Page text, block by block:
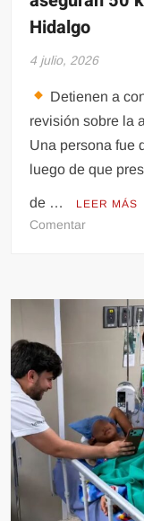
Hidalgo
4 julio, 2026
Detienen a
revisión sobre la
Una persona fue
luego de que
de … LEER MÁS
Comentaren
fondo
aseguran
kilos
de
en
Hidalgo